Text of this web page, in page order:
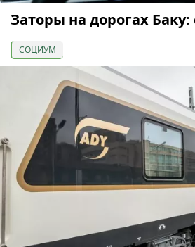
Заторы на дорогах Баку:
СОЦИУМ